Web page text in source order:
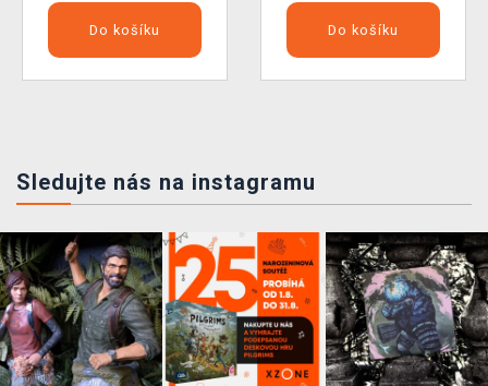
Do košíku Do košíku
Sledujte nás na instagramu